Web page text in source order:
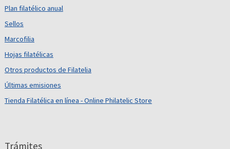
Plan filatélico anual
Sellos
Marcofilia
Hojas filatélicas
Otros productos de Filatelia
Últimas emisiones
Tienda Filatélica en línea - Online Philatelic Store
Trámites